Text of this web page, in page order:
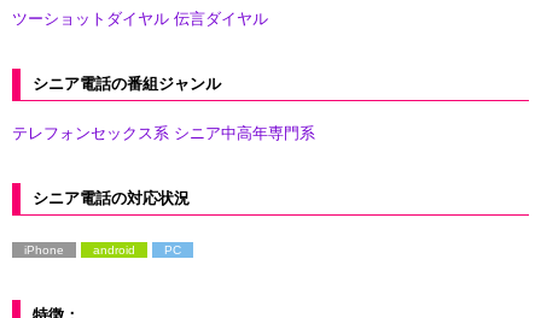
ツーショットダイヤル 伝言ダイヤル
シニア電話の番組ジャンル
テレフォンセックス系 シニア中高年専門系
シニア電話の対応状況
iPhone android PC